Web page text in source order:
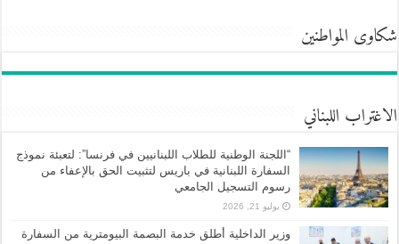
شكاوى المواطنين
الاغتراب اللبناني
“اللجنة الوطنية للطلاب اللبنانيين في فرنسا”: لتعبئة نموذج
السفارة اللبنانية في باريس لتثبيت الحق بالإعفاء من
رسوم التسجيل الجامعي
يوليو 21, 2026
وزير الداخلية أطلق خدمة البصمة البيومترية من السفارة